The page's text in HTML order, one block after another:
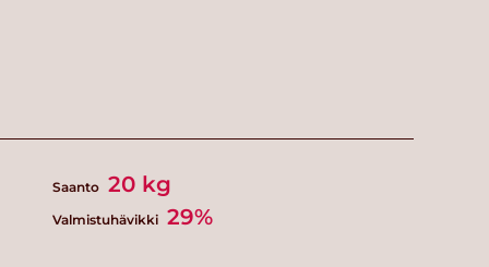
Saanto 20 kg
Valmistuhävikki 29%